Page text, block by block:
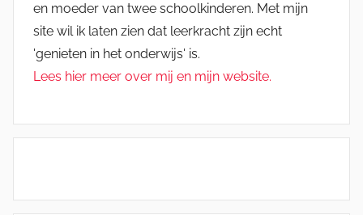
en moeder van twee schoolkinderen. Met mijn
site wil ik laten zien dat leerkracht zijn echt
'genieten in het onderwijs' is.
Lees hier meer over mij en mijn website.